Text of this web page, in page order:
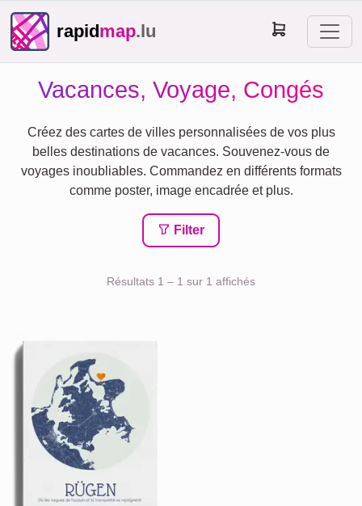
rapidmap.lu
Vacances, Voyage, Congés
Créez des cartes de villes personnalisées de vos plus
belles destinations de vacances. Souvenez-vous de
voyages inoubliables. Commandez en différents formats
comme poster, image encadrée et plus.
Filter
Résultats 1 – 1 sur 1 affichés